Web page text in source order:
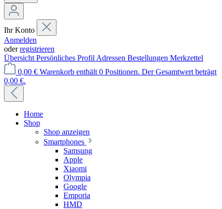
Ihr Konto
Anmelden
oderregistrieren
Übersicht Persönliches Profil Adressen Bestellungen Merkzettel
0,00 € Warenkorb enthält 0 Positionen. Der Gesamtwert beträgt
0,00 €.
Home
Shop
Shop anzeigen
Smartphones
Samsung
Apple
Xiaomi
Olympia
Google
Emporia
HMD